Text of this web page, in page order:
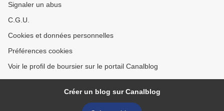
Signaler un abus
C.G.U.
Cookies et données personnelles
Préférences cookies
Voir le profil de boursier sur le portail Canalblog
Créer un blog sur Canalblog